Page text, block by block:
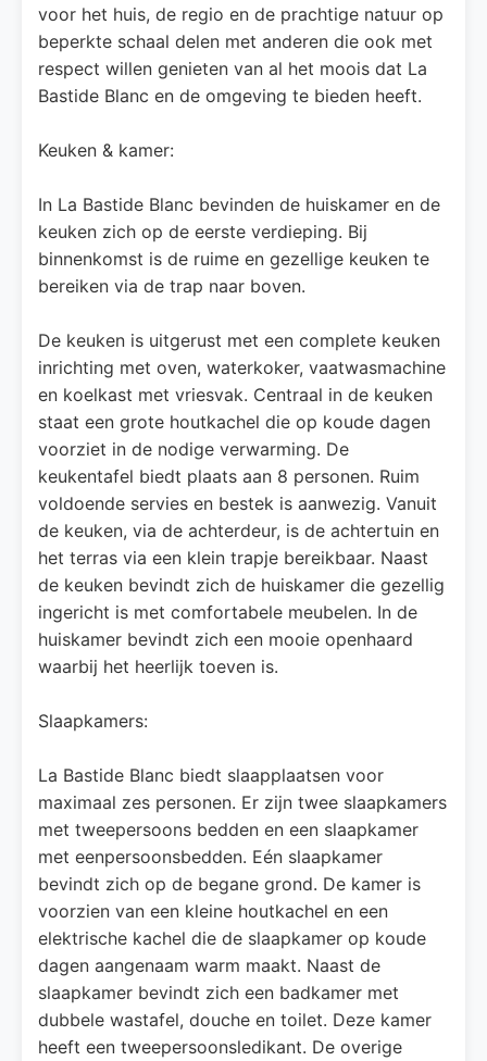
voor het huis, de regio en de prachtige natuur op
beperkte schaal delen met anderen die ook met
respect willen genieten van al het moois dat La
Bastide Blanc en de omgeving te bieden heeft.
Keuken & kamer:
In La Bastide Blanc bevinden de huiskamer en de
keuken zich op de eerste verdieping. Bij
binnenkomst is de ruime en gezellige keuken te
bereiken via de trap naar boven.
De keuken is uitgerust met een complete keuken
inrichting met oven, waterkoker, vaatwasmachine
en koelkast met vriesvak. Centraal in de keuken
staat een grote houtkachel die op koude dagen
voorziet in de nodige verwarming. De
keukentafel biedt plaats aan 8 personen. Ruim
voldoende servies en bestek is aanwezig. Vanuit
de keuken, via de achterdeur, is de achtertuin en
het terras via een klein trapje bereikbaar. Naast
de keuken bevindt zich de huiskamer die gezellig
ingericht is met comfortabele meubelen. In de
huiskamer bevindt zich een mooie openhaard
waarbij het heerlijk toeven is.
Slaapkamers:
La Bastide Blanc biedt slaapplaatsen voor
maximaal zes personen. Er zijn twee slaapkamers
met tweepersoons bedden en een slaapkamer
met eenpersoonsbedden. Eén slaapkamer
bevindt zich op de begane grond. De kamer is
voorzien van een kleine houtkachel en een
elektrische kachel die de slaapkamer op koude
dagen aangenaam warm maakt. Naast de
slaapkamer bevindt zich een badkamer met
dubbele wastafel, douche en toilet. Deze kamer
heeft een tweepersoonsledikant. De overige